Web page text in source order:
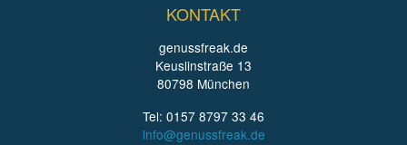
KONTAKT
genussfreak.de
Keuslinstraße 13
80798 München
Tel: 0157 8797 33 46
info@genussfreak.de